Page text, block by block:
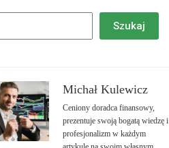
Szukaj
Michał Kulewicz
Ceniony doradca finansowy,
prezentuje swoją bogatą wiedzę i
profesjonalizm w każdym